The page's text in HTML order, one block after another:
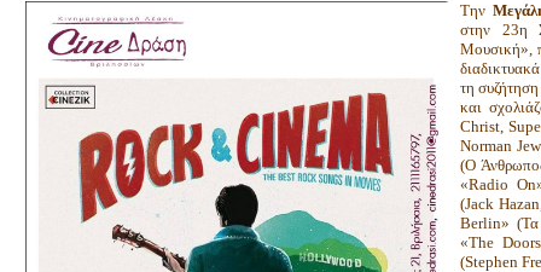
Την
στην 23η
Μουσική»,
τη
και
Christ,
Norman
(Ο
«Radio
(Jack
Berlin» (Τα
«The
(Stephen